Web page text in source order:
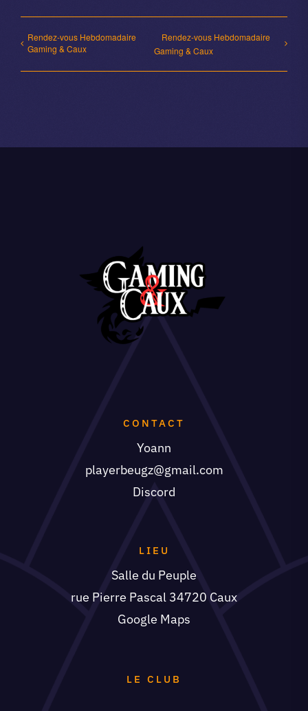
Rendez-vous Hebdomadaire
Gaming & Caux
Rendez-vous Hebdomadaire
Gaming & Caux
CONTACT
Yoann
playerbeugz@gmail.com
Discord
LIEU
Salle du Peuple
rue Pierre Pascal 34720 Caux
Google Maps
LE CLUB